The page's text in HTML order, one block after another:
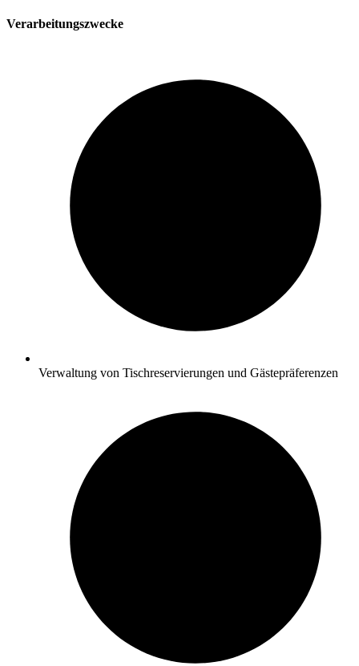
Verarbeitungszwecke
Verwaltung von Tischreservierungen und Gästepräferenzen